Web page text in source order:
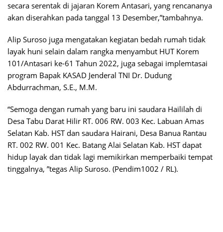
secara serentak di jajaran Korem Antasari, yang rencananya
akan diserahkan pada tanggal 13 Desember,”tambahnya.
Alip Suroso juga mengatakan kegiatan bedah rumah tidak
layak huni selain dalam rangka menyambut HUT Korem
101/Antasari ke-61 Tahun 2022, juga sebagai implemtasai
program Bapak KASAD Jenderal TNI Dr. Dudung
Abdurrachman, S.E., M.M.
“Semoga dengan rumah yang baru ini saudara Haililah di
Desa Tabu Darat Hilir RT. 006 RW. 003 Kec. Labuan Amas
Selatan Kab. HST dan saudara Hairani, Desa Banua Rantau
RT. 002 RW. 001 Kec. Batang Alai Selatan Kab. HST dapat
hidup layak dan tidak lagi memikirkan memperbaiki tempat
tinggalnya, ”tegas Alip Suroso. (Pendim1002 / RL).